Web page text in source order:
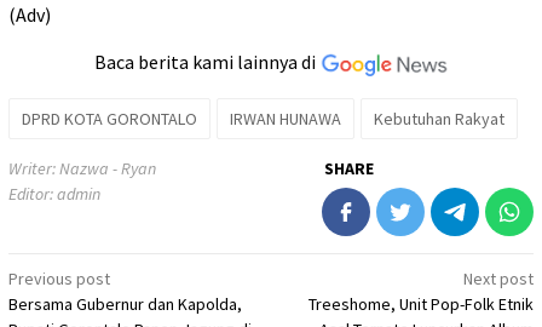
(Adv)
Baca berita kami lainnya di
DPRD KOTA GORONTALO IRWAN HUNAWA Kebutuhan Rakyat
Writer: Nazwa - Ryan
Editor: admin
SHARE
Post
navigation
Previous post
Bersama Gubernur dan Kapolda,
Next post
Treeshome, Unit Pop-Folk Etnik